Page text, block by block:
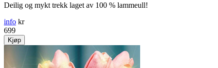
Deilig og mykt trekk laget av 100 % lammeull!
info kr
699
Kjøp